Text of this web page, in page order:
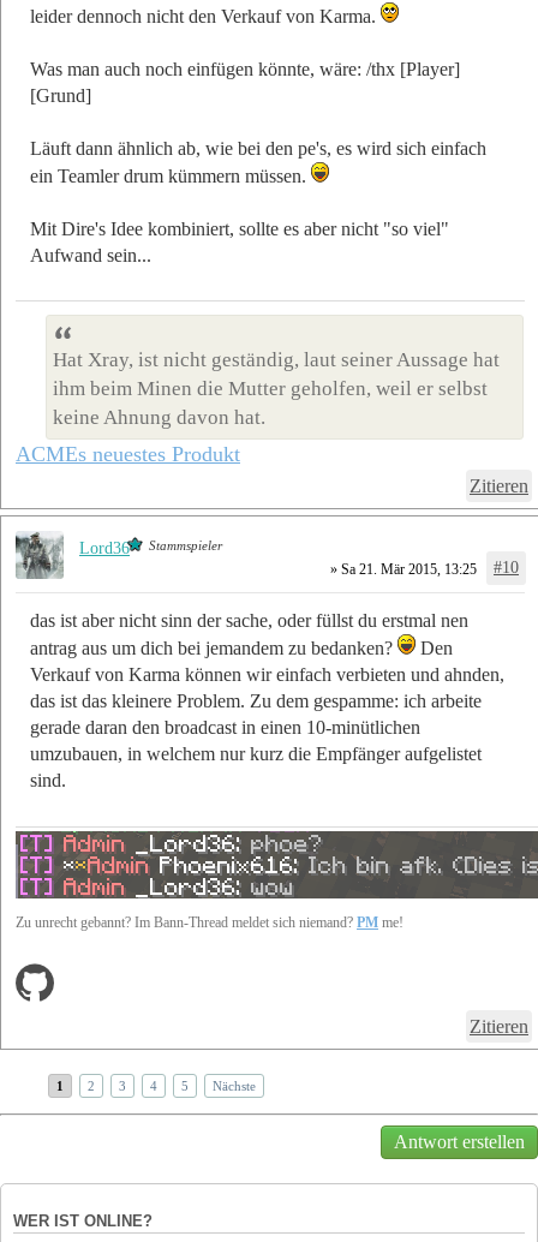
leider dennoch nicht den Verkauf von Karma.
Was man auch noch einfügen könnte, wäre: /thx [Player]
[Grund]
Läuft dann ähnlich ab, wie bei den pe's, es wird sich einfach
ein Teamler drum kümmern müssen.
Mit Dire's Idee kombiniert, sollte es aber nicht "so viel"
Aufwand sein...
Hat Xray, ist nicht geständig, laut seiner Aussage hat
ihm beim Minen die Mutter geholfen, weil er selbst
keine Ahnung davon hat.
ACMEs neuestes Produkt
Zitieren
» Sa 21. Mär 2015, 13:25 #10
das ist aber nicht sinn der sache, oder füllst du erstmal nen
antrag aus um dich bei jemandem zu bedanken?
Den
Verkauf von Karma können wir einfach verbieten und ahnden,
das ist das kleinere Problem. Zu dem gespamme: ich arbeite
gerade daran den broadcast in einen 10-minütlichen
umzubauen, in welchem nur kurz die Empfänger aufgelistet
sind.
Zu unrecht gebannt? Im Bann-Thread meldet sich niemand? PM me!
Zitieren
Lord36 Stammspieler
1 2 3 4 5 Nächste
Antwort erstellen
WER IST ONLINE?